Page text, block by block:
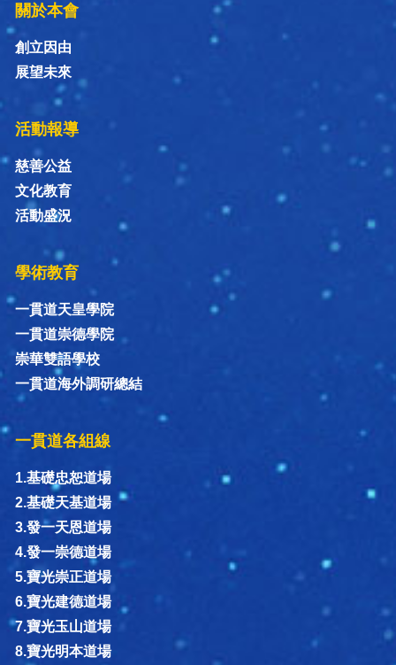
關於本會
創立因由
展望未來
活動報導
慈善公益
文化教育
活動盛況
學術教育
一貫道天皇學院
一貫道崇德學院
崇華雙語學校
一貫道海外調研總結
一貫道各組線
1.基礎忠恕道場
2.基礎天基道場
3.發一天恩道場
4.發一崇德道場
5.寶光崇正道場
6.寶光建德道場
7.寶光玉山道場
8.寶光明本道場